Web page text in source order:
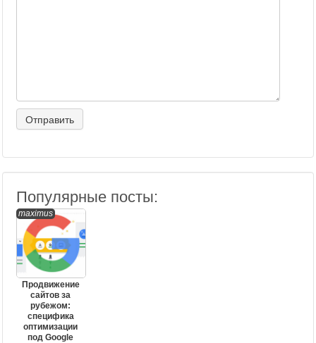
Популярные посты:
maximus
Продвижение
сайтов за
рубежом:
специфика
оптимизации
под Google